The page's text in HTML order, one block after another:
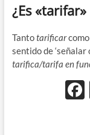
¿Es
Tantotarificarcomo
sentido de ‘señalar
tarifica/tarifa en